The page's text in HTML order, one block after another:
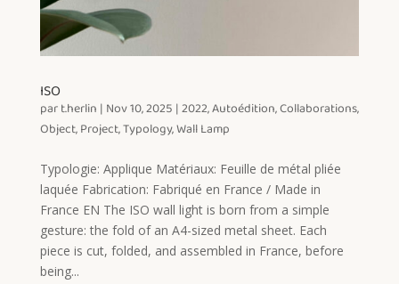
ISO
part.herlin | Nov 10, 2025 |2022,Autoédition,Collaborations,
Object,Project,Typology,Wall Lamp
Typologie: Applique Matériaux: Feuille de métal pliée
laquée Fabrication: Fabriqué en France / Made in
France EN The ISO wall light is born from a simple
gesture: the fold of an A4-sized metal sheet. Each
piece is cut, folded, and assembled in France, before
being...